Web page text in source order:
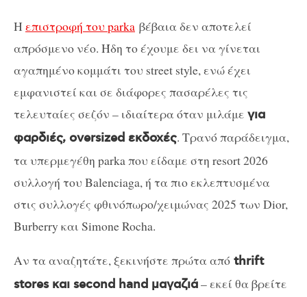
Η επιστροφή του parka βέβαια δεν αποτελεί
απρόσμενο νέο. Ήδη το έχουμε δει να γίνεται
αγαπημένο κομμάτι του street style, ενώ έχει
εμφανιστεί και σε διάφορες πασαρέλες τις
τελευταίες σεζόν – ιδιαίτερα όταν μιλάμε για
φαρδιές, oversized εκδοχές. Τρανό παράδειγμα,
τα υπερμεγέθη parka που είδαμε στη resort 2026
συλλογή του Balenciaga, ή τα πιο εκλεπτυσμένα
στις συλλογές φθινόπωρο/χειμώνας 2025 των Dior,
Burberry και Simone Rocha.
Αν τα αναζητάτε, ξεκινήστε πρώτα από thrift
stores και second hand μαγαζιά– εκεί θα βρείτε